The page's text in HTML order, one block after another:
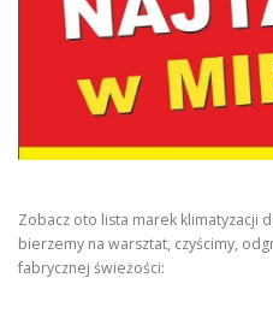
Zobacz oto lista marek klimatyzacji
bierzemy na warsztat, czyścimy,
fabrycznej świeżości: